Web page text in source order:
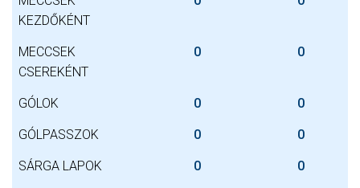
KEZDŐKÉNT
MECCSEK
CSEREKÉNT
0 0
GÓLOK 0 0
GÓLPASSZOK 0 0
SÁRGA LAPOK 0 0